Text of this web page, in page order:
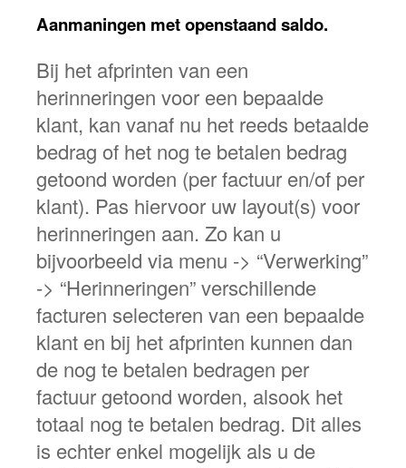
Aanmaningen met openstaand saldo.
Bij het afprinten van een
herinneringen voor een bepaalde
klant, kan vanaf nu het reeds betaalde
bedrag of het nog te betalen bedrag
getoond worden (per factuur en/of per
klant). Pas hiervoor uw layout(s) voor
herinneringen aan. Zo kan u
bijvoorbeeld via menu -> “Verwerking”
-> “Herinneringen” verschillende
facturen selecteren van een bepaalde
klant en bij het afprinten kunnen dan
de nog te betalen bedragen per
factuur getoond worden, alsook het
totaal nog te betalen bedrag. Dit alles
is echter enkel mogelijk als u de